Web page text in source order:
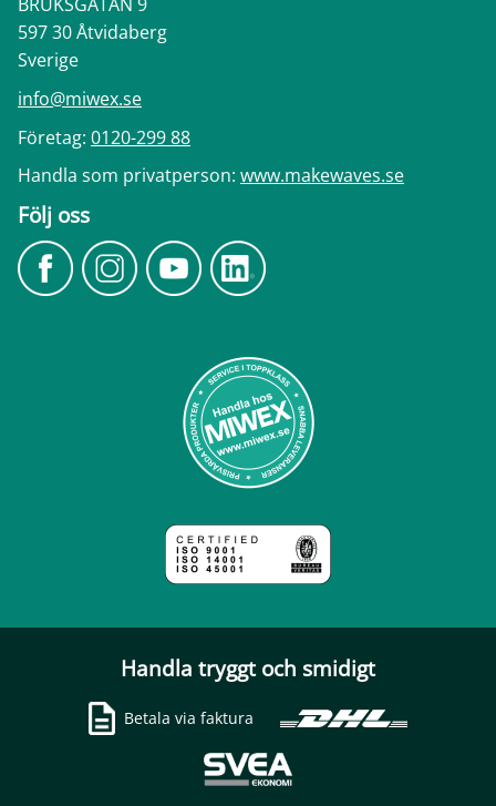
BRUKSGATAN 9
597 30 Åtvidaberg
Sverige
info@miwex.se
Företag: 0120-299 88
Handla som privatperson: www.makewaves.se
Följ oss
Handla tryggt och smidigt
Betala via faktura